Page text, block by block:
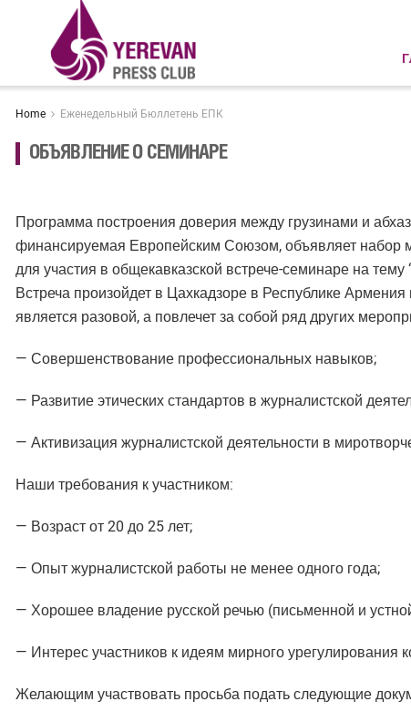
Home Еженедельный Бюллетень ЕПК
ОБЪЯВЛЕНИЕ О СЕМИНАРЕ
Программа построения доверия между грузинами и
финансируемая Европейским Союзом, объявляет набор
для участия в общекавказской встрече-семинаре на
Встреча произойдет в Цахкадзоре в Республике
является разовой, а повлечет за собой ряд других
— Совершенствование профессиональных навыков;
— Развитие этических стандартов в журналистской
— Активизация журналистской деятельности в
Наши требования к участником:
— Возраст от 20 до 25 лет;
— Опыт журналистской работы не менее одного года;
— Хорошее владение русской речью (письменной и
— Интерес участников к идеям мирного урегулирования
Желающим участвовать просьба подать следующие